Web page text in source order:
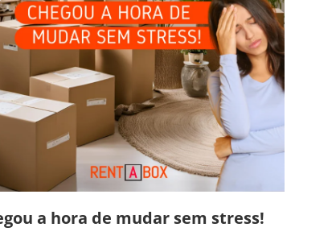
a hora de mudar sem stress!